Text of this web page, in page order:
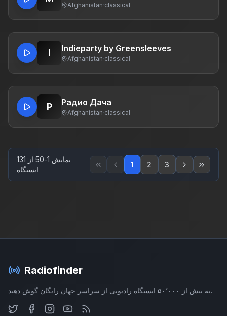
Afghanistan·classical
I Indieparty by Greensleeves
Afghanistan·classical
Р Радио Дача
Afghanistan·classical
نمایش 1-50 از 131
ایستگاه
1 2 3
Radiofinder
به بیش از ۵۰٬۰۰۰ ایستگاه رادیویی از سراسر جهان رایگان گوش دهید.